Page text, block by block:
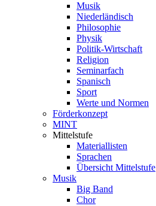
Musik
Niederländisch
Philosophie
Physik
Politik-Wirtschaft
Religion
Seminarfach
Spanisch
Sport
Werte und Normen
Förderkonzept
MINT
Mittelstufe
Materiallisten
Sprachen
Übersicht Mittelstufe
Musik
Big Band
Chor